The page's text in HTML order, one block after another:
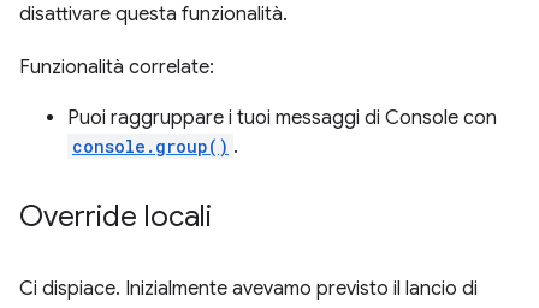
disattivare questa funzionalità.
Funzionalità correlate:
Puoi raggruppare i tuoi messaggi di Console con
console.group() .
Override locali
Ci dispiace. Inizialmente avevamo previsto il lancio di